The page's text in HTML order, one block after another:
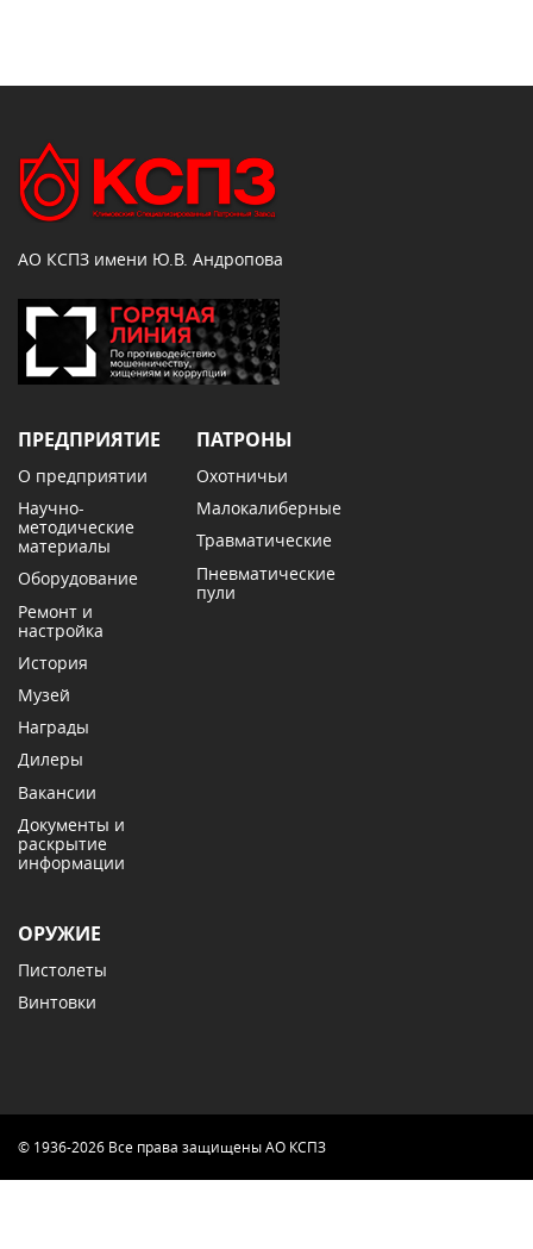
АО КСПЗ имени Ю.В. Андропова
ПРЕДПРИЯТИЕ
О предприятии
Научно-
методические
материалы
Оборудование
Ремонт и
настройка
История
Музей
Награды
Дилеры
Вакансии
Документы и
раскрытие
информации
ПАТРОНЫ
Охотничьи
Малокалиберные
Травматические
Пневматические
пули
ОРУЖИЕ
Пистолеты
Винтовки
© 1936-2026 Все права защищены АО КСПЗ